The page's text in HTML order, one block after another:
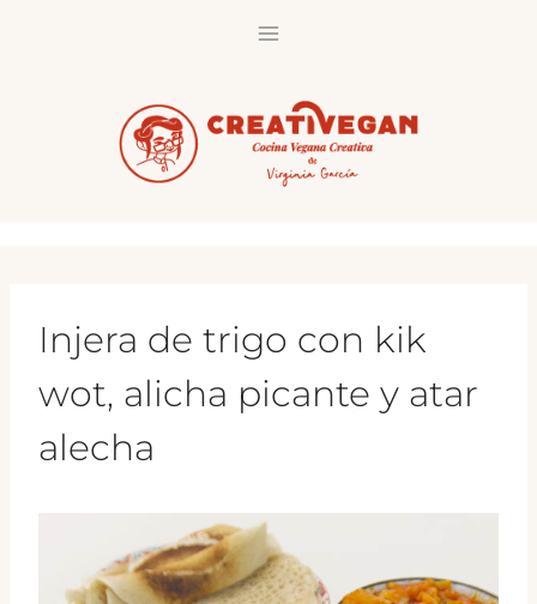
Injera de trigo con kik
wot, alicha picante y atar
alecha